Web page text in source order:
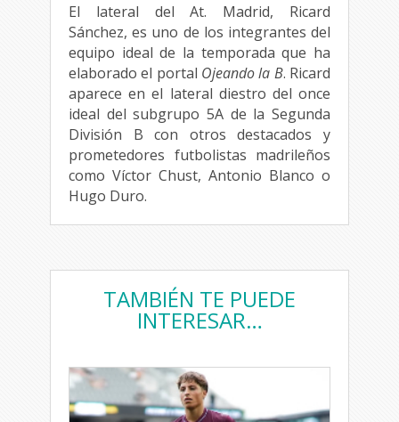
El lateral del At. Madrid, Ricard
Sánchez, es uno de los integrantes del
equipo ideal de la temporada que ha
elaborado el portal Ojeando la B. Ricard
aparece en el lateral diestro del once
ideal del subgrupo 5A de la Segunda
División B con otros destacados y
prometedores futbolistas madrileños
como Víctor Chust, Antonio Blanco o
Hugo Duro.
TAMBIÉN TE PUEDE
INTERESAR…